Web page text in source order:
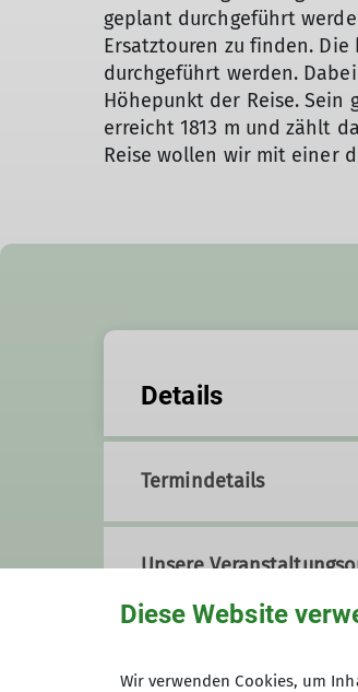
geplant durchgeführt
Ersatztouren zu finden.
durchgeführt werden.
Höhepunkt der Reise. Sein
erreicht 1813 m und zählt
Reise wollen wir mit einer
Details
Termindetails
Unsere
Diese Website
Wir verwenden Cookies, um